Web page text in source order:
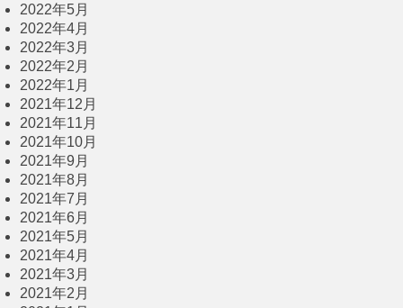
2022年5月
2022年4月
2022年3月
2022年2月
2022年1月
2021年12月
2021年11月
2021年10月
2021年9月
2021年8月
2021年7月
2021年6月
2021年5月
2021年4月
2021年3月
2021年2月